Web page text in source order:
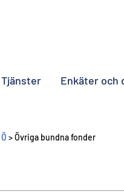
Tjänster Enkäter och
Ö > Övriga bundna fonder